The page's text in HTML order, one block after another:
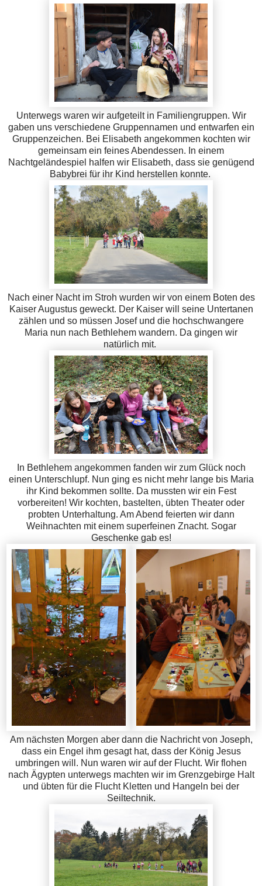
Unterwegs waren wir aufgeteilt in Familiengruppen. Wir
gaben uns verschiedene Gruppennamen und entwarfen ein
Gruppenzeichen. Bei Elisabeth angekommen kochten wir
gemeinsam ein feines Abendessen. In einem
Nachtgeländespiel halfen wir Elisabeth, dass sie genügend
Babybrei für ihr Kind herstellen konnte.
Nach einer Nacht im Stroh wurden wir von einem Boten des
Kaiser Augustus geweckt. Der Kaiser will seine Untertanen
zählen und so müssen Josef und die hochschwangere
Maria nun nach Bethlehem wandern. Da gingen wir
natürlich mit.
In Bethlehem angekommen fanden wir zum Glück noch
einen Unterschlupf. Nun ging es nicht mehr lange bis Maria
ihr Kind bekommen sollte. Da mussten wir ein Fest
vorbereiten! Wir kochten, bastelten, übten Theater oder
probten Unterhaltung. Am Abend feierten wir dann
Weihnachten mit einem superfeinen Znacht. Sogar
Geschenke gab es!
Am nächsten Morgen aber dann die Nachricht von Joseph,
dass ein Engel ihm gesagt hat, dass der König Jesus
umbringen will. Nun waren wir auf der Flucht. Wir flohen
nach Ägypten unterwegs machten wir im Grenzgebirge Halt
und übten für die Flucht Kletten und Hangeln bei der
Seiltechnik.